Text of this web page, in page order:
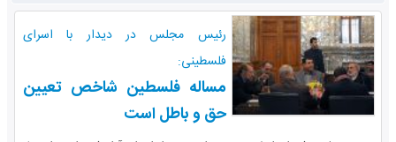
رئیس مجلس در دیدار با اسرای
فلسطینی:
مساله فلسطین شاخص تعیین
حق و باطل است